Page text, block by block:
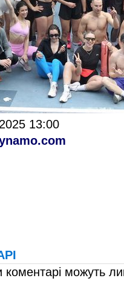
13:00
можуть